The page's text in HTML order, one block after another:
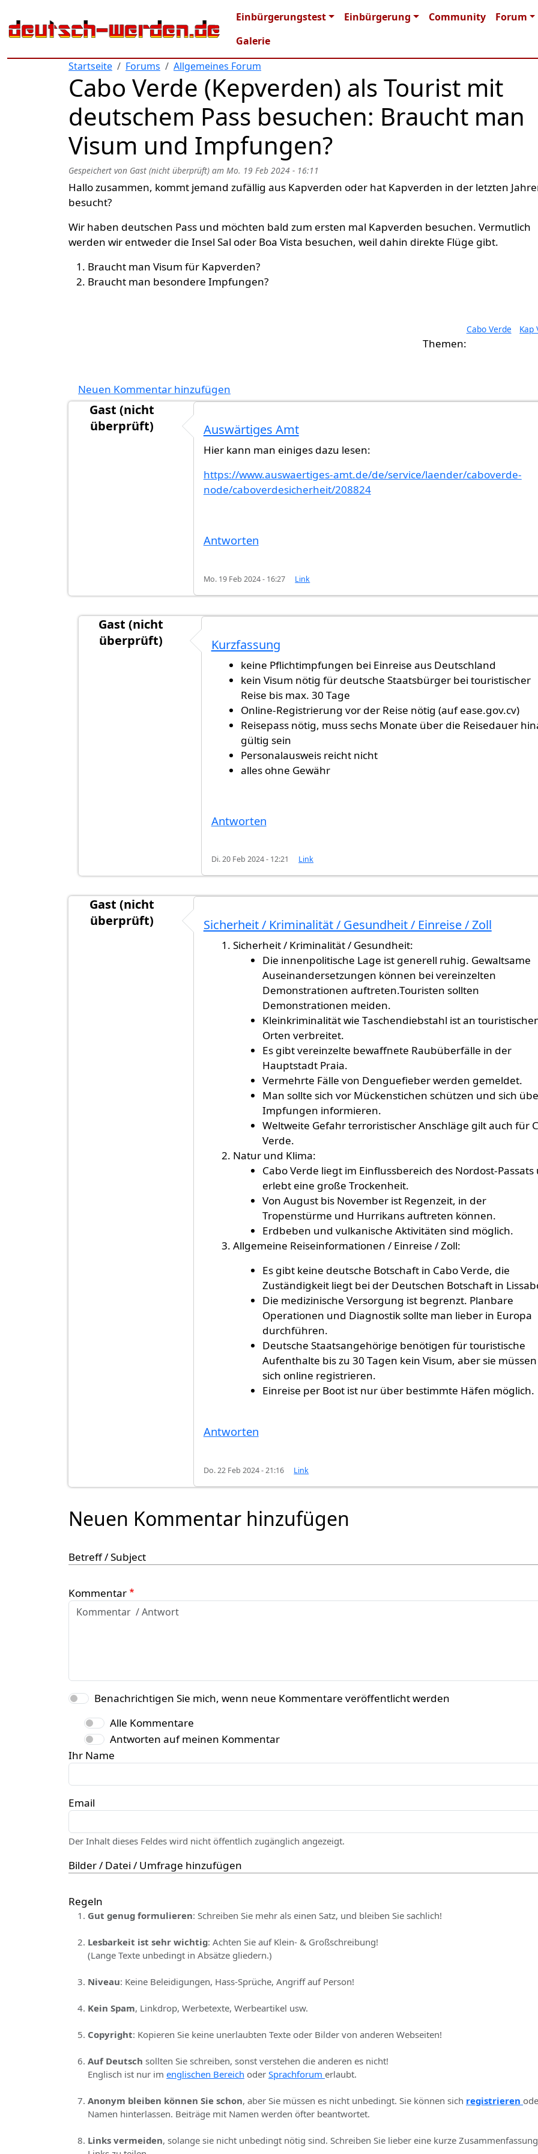
Main navigation
Einbürgerungstest Einbürgerung Community
Forum
Galerie
Startseite
Forums Allgemeines Forum
Cabo Verde (Kepverden) als Tourist mit
deutschem Pass besuchen: Braucht man
Visum und Impfungen?
Gespeichert von Gast (nicht überprüft) am Mo. 19 Feb 2024 - 16:11
Hallo zusammen, kommt jemand zufällig aus Kapverden oder hat Kapverden in der letzten
besucht?
Wir haben deutschen Pass und möchten bald zum ersten mal Kapverden besuchen. Vermutlich
werden wir entweder die Insel Sal oder Boa Vista besuchen, weil dahin direkte Flüge gibt.
Braucht man Visum für Kapverden?
Braucht man besondere Impfungen?
Cabo Verde Kap
Neuen Kommentar hinzufügen
Gast (nicht
überprüft)
Auswärtiges Amt
Hier kann man einiges dazu lesen:
https://www.auswaertiges-amt.de/de/service/laender/caboverde-
node/caboverdesicherheit/208824
Antworten
Mo. 19 Feb 2024 - 16:27 Link
Gast (nicht
überprüft)
Auswärtiges AmtvonGast (nicht überprüft)
Kurzfassung
keine Pflichtimpfungen bei Einreise aus Deutschland
kein Visum nötig für deutsche Staatsbürger bei touristischer
Reise bis max. 30 Tage
Online-Registrierung vor der Reise nötig (auf ease.gov.cv)
Reisepass nötig, muss sechs Monate über die Reisedauer
gültig sein
Personalausweis reicht nicht
alles ohne Gewähr
Antworten
Di. 20 Feb 2024 - 12:21 Link
Gast (nicht
überprüft)
Sicherheit / Kriminalität / Gesundheit / Einreise / Zoll
Sicherheit / Kriminalität / Gesundheit:
Die innenpolitische Lage ist generell ruhig. Gewaltsame
Auseinandersetzungen können bei vereinzelten
Demonstrationen auftreten.Touristen sollten
Demonstrationen meiden.
Kleinkriminalität wie Taschendiebstahl ist an
Orten verbreitet.
Es gibt vereinzelte bewaffnete Raubüberfälle in der
Hauptstadt Praia.
Vermehrte Fälle von Denguefieber werden gemeldet.
Man sollte sich vor Mückenstichen schützen und sich
Impfungen informieren.
Weltweite Gefahr terroristischer Anschläge gilt auch für
Verde.
Natur und Klima:
Cabo Verde liegt im Einflussbereich des Nordost-Passats
erlebt eine große Trockenheit.
Von August bis November ist Regenzeit, in der
Tropenstürme und Hurrikans auftreten können.
Erdbeben und vulkanische Aktivitäten sind möglich.
Allgemeine Reiseinformationen / Einreise / Zoll:
Es gibt keine deutsche Botschaft in Cabo Verde, die
Zuständigkeit liegt bei der Deutschen Botschaft in
Die medizinische Versorgung ist begrenzt. Planbare
Operationen und Diagnostik sollte man lieber in Europa
durchführen.
Deutsche Staatsangehörige benötigen für touristische
Aufenthalte bis zu 30 Tagen kein Visum, aber sie müssen
sich online registrieren.
Einreise per Boot ist nur über bestimmte Häfen möglich.
Antworten
Do. 22 Feb 2024 - 21:16 Link
Neuen Kommentar hinzufügen
Betreff / Subject
Kommentar
Benachrichtigen Sie mich, wenn neue Kommentare veröffentlicht werden
Alle Kommentare
Antworten auf meinen Kommentar
Ihr Name
Email
Der Inhalt dieses Feldes wird nicht öffentlich zugänglich angezeigt.
Bilder / Datei / Umfrage hinzufügen
Regeln
Gut genug formulieren: Schreiben Sie mehr als einen Satz, und bleiben Sie sachlich!
Lesbarkeit ist sehr wichtig: Achten Sie auf Klein- & Großschreibung!
(Lange Texte unbedingt in Absätze gliedern.)
Niveau: Keine Beleidigungen, Hass-Sprüche, Angriff auf Person!
Kein Spam, Linkdrop, Werbetexte, Werbeartikel usw.
Copyright: Kopieren Sie keine unerlaubten Texte oder Bilder von anderen Webseiten!
Auf Deutsch sollten Sie schreiben, sonst verstehen die anderen es nicht!
Englisch ist nur im englischen Bereich oder Sprachforum erlaubt.
Anonym bleiben können Sie schon, aber Sie müssen es nicht unbedingt. Sie können sich registrieren
Namen hinterlassen. Beiträge mit Namen werden öfter beantwortet.
Links vermeiden, solange sie nicht unbedingt nötig sind. Schreiben Sie lieber eine kurze